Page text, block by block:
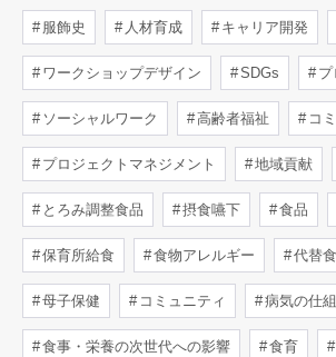
服飾史 人材育成 キャリア開発
ワークショップデザイン SDGs プ
ソーシャルワーク 高齢者福祉 コ
プロジェクトマネジメント 地域貢献
とろみ調整食品 摂食嚥下 食品
保育所給食 食物アレルギー 代替食
母子保健 コミュニティ 病気の仕
食事・栄養の次世代への影響 食育